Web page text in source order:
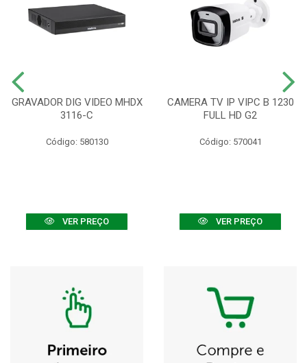
GRAVADOR DIG VIDEO MHDX
3116-C
Código: 580130
VER PREÇO
CAMERA TV IP VIPC B 1230
FULL HD G2
Código: 570041
VER PREÇO